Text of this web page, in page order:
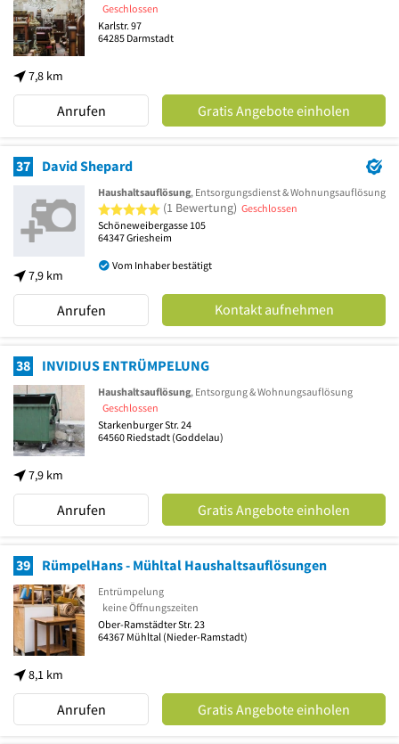
7,8 km
Geschlossen
Karlstr. 97
64285 Darmstadt
Anrufen Gratis Angebote einholen
37 David Shepard
7,9 km
Haushaltsauflösung, Entsorgungsdienst & Wohnungsauflösung
5 von 5 Sternen
(1 Bewertung) Geschlossen
Schöneweibergasse 105
64347Griesheim
Vom Inhaber bestätigt
Anrufen Kontakt aufnehmen
38 INVIDIUS ENTRÜMPELUNG
7,9 km
Haushaltsauflösung, Entsorgung & Wohnungsauflösung
Geschlossen
Starkenburger Str. 24
64560 Riedstadt (Goddelau)
Anrufen Gratis Angebote einholen
39 RümpelHans - Mühltal Haushaltsauflösungen
8,1 km
Entrümpelung
keine Öffnungszeiten
Ober-Ramstädter Str. 23
64367 Mühltal (Nieder-Ramstadt)
Anrufen Gratis Angebote einholen